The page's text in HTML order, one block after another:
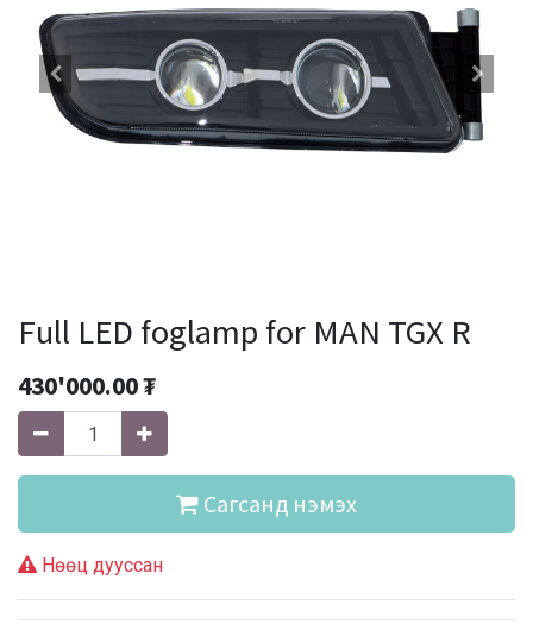
Full LED foglamp for MAN TGX R
430'000.00₮
Сагсанд нэмэх
Нөөц дууссан